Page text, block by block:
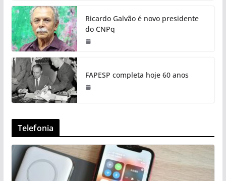
Ricardo Galvão é novo presidente
do CNPq
FAPESP completa hoje 60 anos
Telefonia